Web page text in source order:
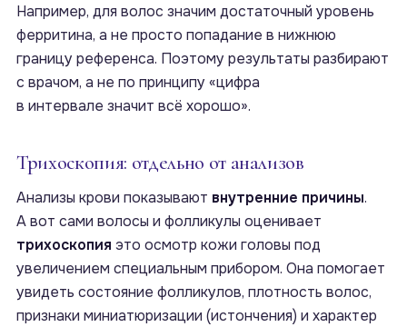
Например, для волос значим достаточный уровень
ферритина, а не просто попадание в нижнюю
границу референса. Поэтому результаты разбирают
с врачом, а не по принципу «цифра
в интервале значит всё хорошо».
Трихоскопия: отдельно от анализов
Анализы крови показывают внутренние причины.
А вот сами волосы и фолликулы оценивает
трихоскопия это осмотр кожи головы под
увеличением специальным прибором. Она помогает
увидеть состояние фолликулов, плотность волос,
признаки миниатюризации (истончения) и характер